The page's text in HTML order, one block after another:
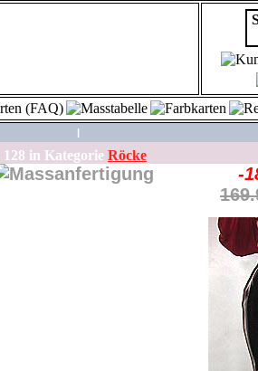
|
128 in Kategorie Röcke
-